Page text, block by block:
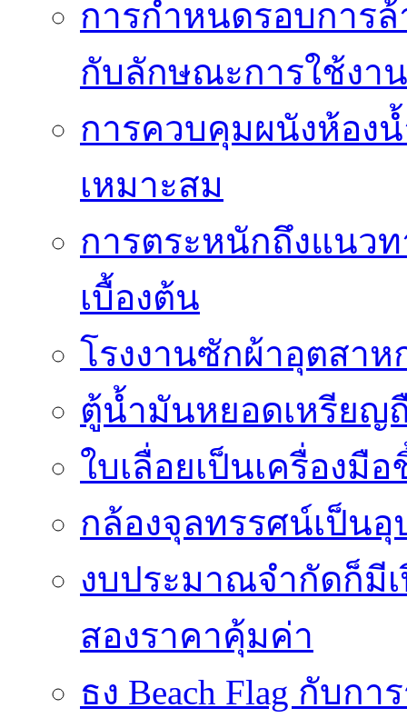
การกำหนดรอบการล้
กับลักษณะการใช้งาน
การควบคุมผนังห้อง
เหมาะสม
การตระหนักถึงแนว
เบื้องต้น
โรงงานซักผ้าอุตสา
ตู้น้ำมันหยอดเหรียญ
ใบเลื่อยเป็นเครื่อง
กล้องจุลทรรศน์เป็น
งบประมาณจำกัดก็มี
สองราคาคุ้มค่า
ธง Beach Flag กับก